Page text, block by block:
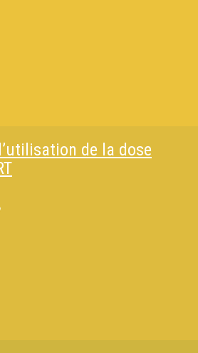
de la dose